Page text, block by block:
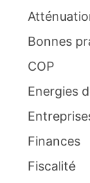
Bonnes
COP
Energies
Finances
Fiscalité